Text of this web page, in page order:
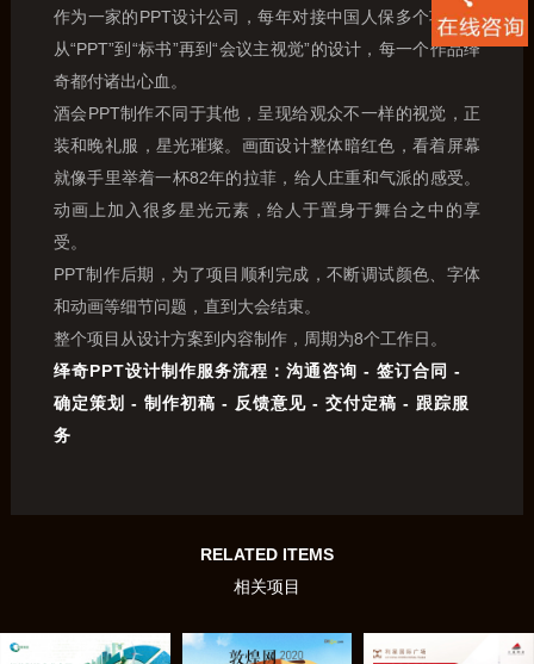
作为一家的PPT设计公司，每年对接中国人保多个项目，
从“PPT”到“标书”再到“会议主视觉”的设计，每一个作品绎
奇都付诸出心血。
酒会PPT制作不同于其他，呈现给观众不一样的视觉，正
装和晚礼服，星光璀璨。画面设计整体暗红色，看着屏幕
就像手里举着一杯82年的拉菲，给人庄重和气派的感受。
动画上加入很多星光元素，给人于置身于舞台之中的享
受。
PPT制作后期，为了项目顺利完成，不断调试颜色、字体
和动画等细节问题，直到大会结束。
整个项目从设计方案到内容制作，周期为8个工作日。
绎奇PPT设计制作服务流程：沟通咨询 - 签订合同 -
确定策划 - 制作初稿 - 反馈意见 - 交付定稿 - 跟踪服
务
RELATED ITEMS
相关项目